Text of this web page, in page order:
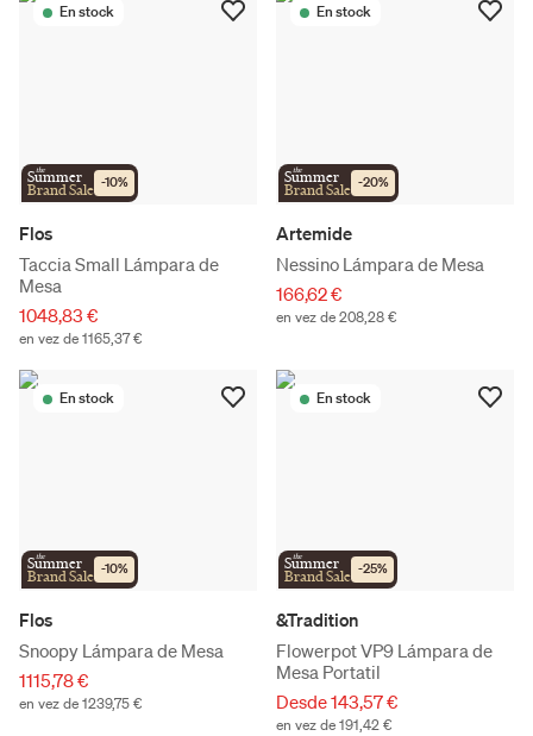
En stock
the
Summer
Brand Sale -10%
Flos
Taccia Small Lámpara de
Mesa
1048,83 €
en vez de 1165,37 €
En stock
the
Summer
Brand Sale -20%
Artemide
Nessino Lámpara de Mesa
166,62 €
en vez de 208,28 €
En stock
the
Summer
Brand Sale -10%
Flos
Snoopy Lámpara de Mesa
1115,78 €
en vez de 1239,75 €
En stock
the
Summer
Brand Sale -25%
&Tradition
Flowerpot VP9 Lámpara de
Mesa Portatil
Desde 143,57 €
en vez de 191,42 €